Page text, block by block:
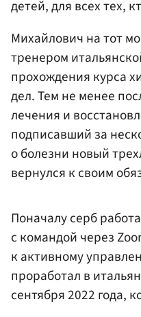
детей, для всех тех,
Михайлович на тот
тренером
прохождения курса
дел. Тем не менее
лечения и
подписавший за
о болезни новый
вернулся к своим
Поначалу серб
с командой через
к активному
проработал в
сентября 2022 года,